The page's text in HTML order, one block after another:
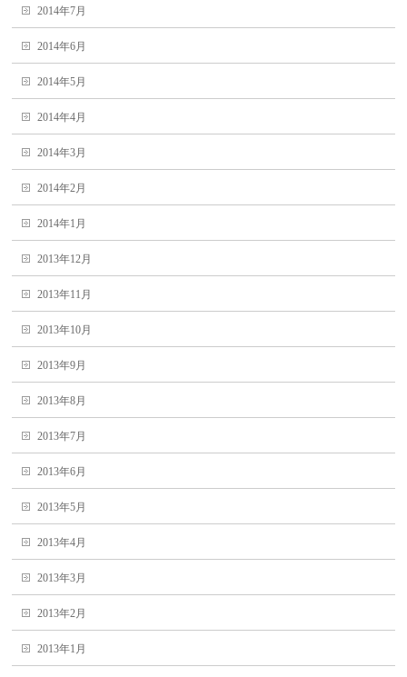
2014年7月
2014年6月
2014年5月
2014年4月
2014年3月
2014年2月
2014年1月
2013年12月
2013年11月
2013年10月
2013年9月
2013年8月
2013年7月
2013年6月
2013年5月
2013年4月
2013年3月
2013年2月
2013年1月